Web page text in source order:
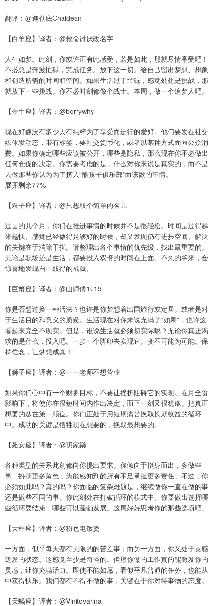
翻译：@迦勒底Chaldean
【白羊座】译者：@救命讨厌改名字
人生如梦。此刻，你或许正有此感受，若是如此，那就尽情享受吧！
不必总是奔波忙碌，完成任务。放下这一切。给自己留出梦想、想象
和创造所需的时间和空间。如果生活过于忙碌，感觉处处是挑战，那
就放下一些挑战。你不必时刻都像个战士。本周，做一个追梦人吧。
【金牛座】译者：@berrywhy
现在好像没有多少人有纯粹为了享受而进行的爱好。他们要发在社交
媒体发动态，带有标签，要社交货币化，或者以某种方式面向公众消
费。如果你确定哪些应该被公开，哪些是隐私，那么现在你不必做出
任何仓促的决定。你需要考虑的是，什么对你来说是真实的，而不是
去做那些你认为为了挤入“酷孩子俱乐部”而该做的事情。
展开剩余77%
【双子座】译者：@只想取个简单的名儿
过去的几个月，你们在推进事情的时候并不是很轻松。时间是过得越
来越快。感觉已经做得足够好的时候，却又发现仍有进步空间。解决
的关键在于消除干扰。请整理出各个事情的优先级，找出最重要的。
无论是职场还是生活，都要投入双倍的时间在上面。不久的将来，会
惊喜地发现自己取得的成就。
【巨蟹座】译者：@山师傅1019
你是否想过换一种活法？也许是你梦想着出国旅行或定居。或者是对
于生活目的和意义的质疑。生活现在对你来说充满了“如果”，也许这
看起来完全不现实。但是，谁说生活就必须切实际呢？无论你真正渴
求的是什么，投入吧。一步一个脚印去实现它。变不可能为可能。保
持信念，让梦想成真！
【狮子座】译者：@一一老师不想营业
如果你们心中有一个财务目标，不要让挫折阻碍它的实现。在月全食
影响下，将使你在很短时间内作出决定，而下一刻又很犹豫。把真正
想要的放在第一顺位。你们正处于用短期痛苦换取长期收益的循环
中。成功的关键是牺牲现在想要的，换取最想要的。
【处女座】译者：@玥家樂
各种类型的关系此刻都向你提出要求。你倾向于挺身而出，多做些
事，扮演更多角色，为能感知到的所有不足承担更多责任。不过，你
必须如此吗？真的吗？你面临的复杂难题是，继续做你一直在做的事
还是做些不同的事。你此刻处在打破循环的模式中。你要做出选择哪
些循环要结束，哪些可以蓬勃发展。这周好好思考你的那些选项吧。
【天秤座】译者：@粉色电饭煲
一方面，似乎每天都有无限的的苦差事；而另一方面，你又处于灵感
迸发的状态。这感觉至少是奇怪的。但愿你做的工作真的能激发你的
灵感，让你充满活力。即使不能如愿，看似平凡普通的任务，也能从
中获得快乐。我们都有不得不做的事，关键在于你对待事物的态度。
【天蝎座】译者：@Vinitovarina